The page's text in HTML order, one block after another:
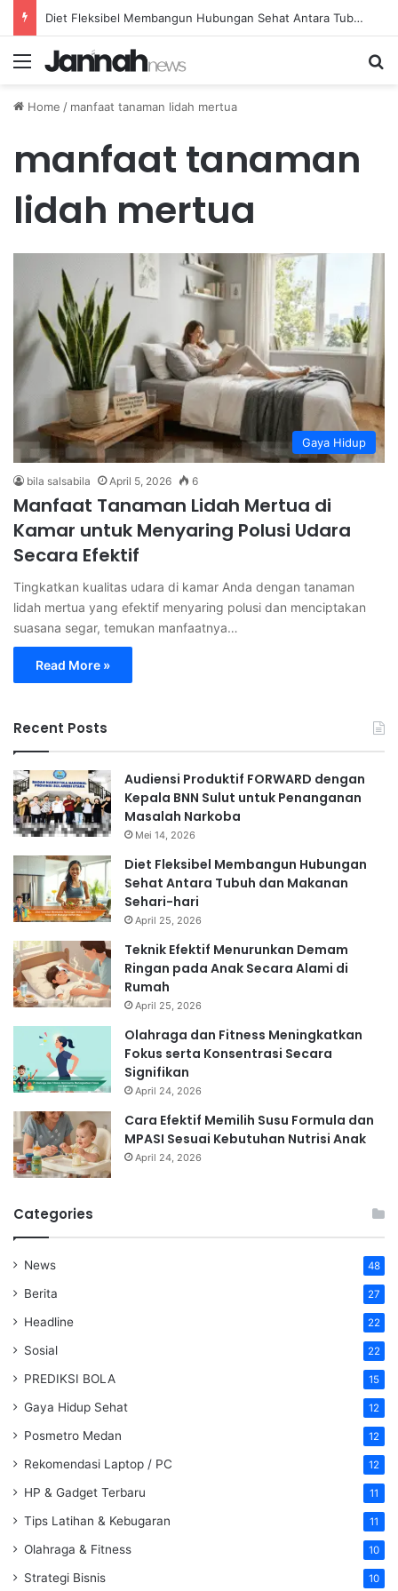
Diet Fleksibel Membangun Hubungan Sehat Antara Tubuh dan Makanan Sehari-hari
Menu
Home / manfaat tanaman lidah mertua
manfaat tanaman
lidah mertua
Gaya Hidup
bila salsabila April 5, 2026 6
Manfaat Tanaman Lidah Mertua di
Kamar untuk Menyaring Polusi Udara
Secara Efektif
Tingkatkan kualitas udara di kamar Anda dengan tanaman
lidah mertua yang efektif menyaring polusi dan menciptakan
suasana segar, temukan manfaatnya…
Read More »
Recent Posts
Audiensi Produktif FORWARD dengan
Kepala BNN Sulut untuk Penanganan
Masalah Narkoba
Mei 14, 2026
Diet Fleksibel Membangun Hubungan
Sehat Antara Tubuh dan Makanan
Sehari-hari
April 25, 2026
Teknik Efektif Menurunkan Demam
Ringan pada Anak Secara Alami di
Rumah
April 25, 2026
Olahraga dan Fitness Meningkatkan
Fokus serta Konsentrasi Secara
Signifikan
April 24, 2026
Cara Efektif Memilih Susu Formula dan
MPASI Sesuai Kebutuhan Nutrisi Anak
April 24, 2026
Categories
News 48
Berita 27
Headline 22
Sosial 22
PREDIKSI BOLA 15
Gaya Hidup Sehat 12
Posmetro Medan 12
Rekomendasi Laptop / PC 12
HP & Gadget Terbaru 11
Tips Latihan & Kebugaran 11
Olahraga & Fitness 10
Strategi Bisnis 10